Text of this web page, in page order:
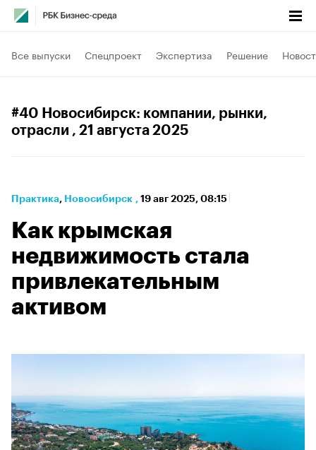
Все выпуски Спецпроект Экспертиза Решение
#40 Новосибирск: компании, рынки,
отрасли , 21 августа 2025
Практика⁠, Новосибирск , 19 авг 2025, 08:15
Как крымская
недвижимость стала
привлекательным
активом